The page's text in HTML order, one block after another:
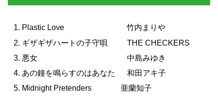
Plastic Love 竹内まりや
ギザギザハートの子守唄 THE CHECKERS
悪女 中島みゆき
あの鐘を鳴らすのはあなた 和田アキ子
Midnight Pretenders 亜蘭知子